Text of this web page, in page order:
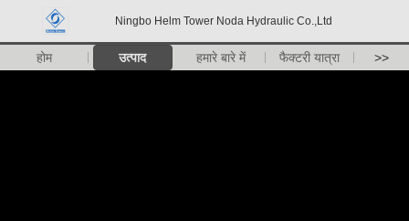
Ningbo Helm Tower Noda Hydraulic Co.,Ltd
होम उत्पाद हमारे बारे में फैक्टरी यात्रा >>